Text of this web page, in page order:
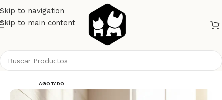
Skip to navigation
Skip to main content
AGOTADO